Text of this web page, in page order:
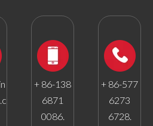
+ 86-138
6871
0086.
+ 86-577
6273
6728.